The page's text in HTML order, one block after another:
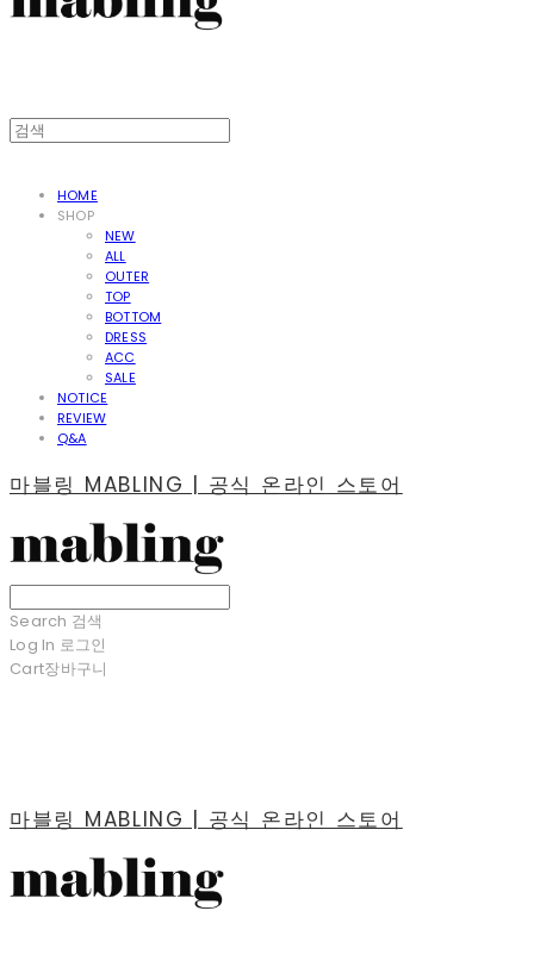
HOME
SHOP
NEW
ALL
OUTER
TOP
BOTTOM
DRESS
ACC
SALE
NOTICE
REVIEW
Q&A
마블링 MABLING | 공식 온라인 스토어
Search 검색
Log In 로그인
Cart장바구니
마블링 MABLING | 공식 온라인 스토어